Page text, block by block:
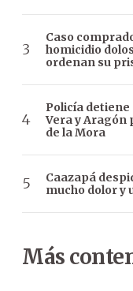
Caso
homicidio
ordenan su
Policía
Vera y Aragón
de la Mora
Caazapá
mucho dolor y
Más